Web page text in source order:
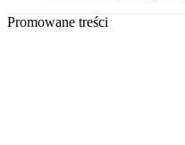
Promowane treści